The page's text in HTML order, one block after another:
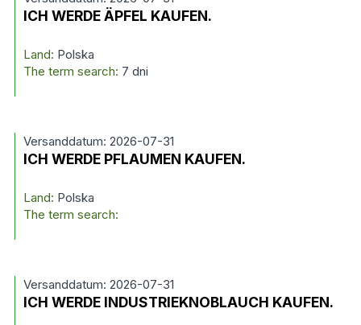
ICH WERDE ÄPFEL KAUFEN.
Land: Polska
The term search: 7 dni
Versanddatum: 2026-07-31
ICH WERDE PFLAUMEN KAUFEN.
Land: Polska
The term search:
Versanddatum: 2026-07-31
ICH WERDE INDUSTRIEKNOBLAUCH KAUFEN.